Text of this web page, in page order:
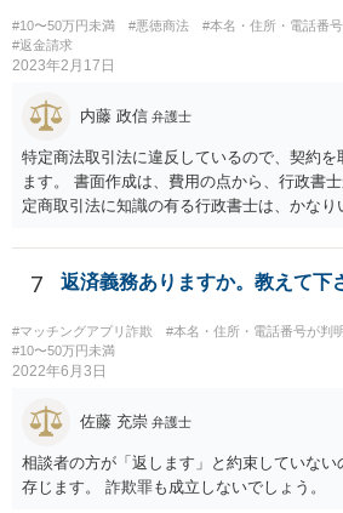
#10〜50万円未満 #悪徳商法 #本名・住所・電話番
#返金請求
2023年2月17日
内藤 政信 弁護士
特定商法取引法に違反しているので、契約
ます。 書面作成は、費用の点から、行政書
定商取引法に知識の有る行政書士は、かな
7 返済義務ありますか。教えて下
#マッチングアプリ詐欺 #本名・住所・電話番号が判
#10〜50万円未満
2022年6月3日
佐藤 充崇 弁護士
相談者の方が「返します」と約束していない
存じます。 詐欺罪も成立しないでしょう。